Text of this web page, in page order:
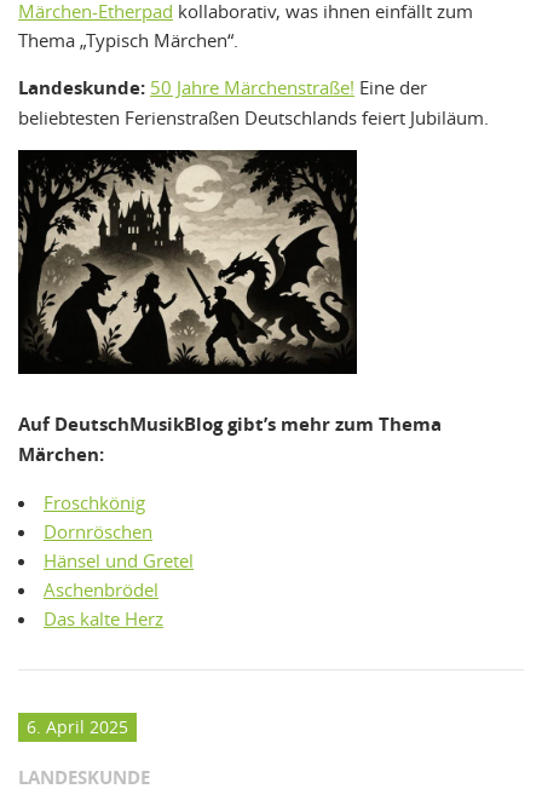
Märchen-Etherpad kollaborativ, was ihnen einfällt zum
Thema „Typisch Märchen“.
Landeskunde: 50 Jahre Märchenstraße! Eine der
beliebtesten Ferienstraßen Deutschlands feiert Jubiläum.
Auf DeutschMusikBlog gibt’s mehr zum Thema
Märchen:
Froschkönig
Dornröschen
Hänsel und Gretel
Aschenbrödel
Das kalte Herz
6. April 2025
LANDESKUNDE